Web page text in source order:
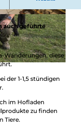
SA
REACT-EU / Kreis Siegen-Witt
genstein | CC-BY-SA
eine liebevolle
auch geführte
Wanderungen, diese
der 1-1,5 stündigen
im Hofladen
zu finden
Tiere.